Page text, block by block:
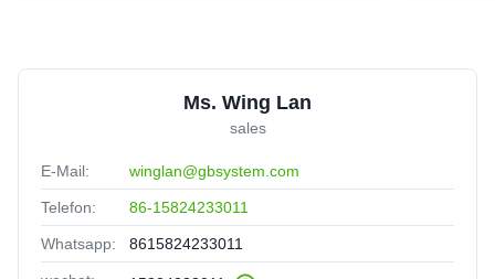
Ms. Wing Lan
sales
E-Mail: winglan@gbsystem.com
Telefon: 86-15824233011
Whatsapp: 8615824233011